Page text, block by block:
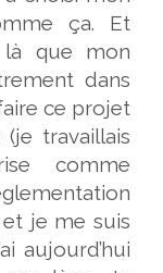
ça. Et
là que mon
dans
ce projet
(je travaillais
comme
et je me suis
aujourd’hui